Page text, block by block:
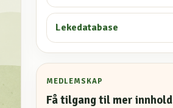
Lekedatabase
MEDLEMSKAP
Få tilgang til mer innhold